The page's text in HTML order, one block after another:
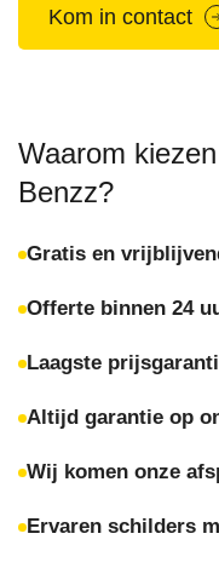
Kom in contact
Waarom
Benzz?
Gratis en
Offerte binnen 24
Laagste
Altijd garantie op
Wij komen onze
Ervaren schilders